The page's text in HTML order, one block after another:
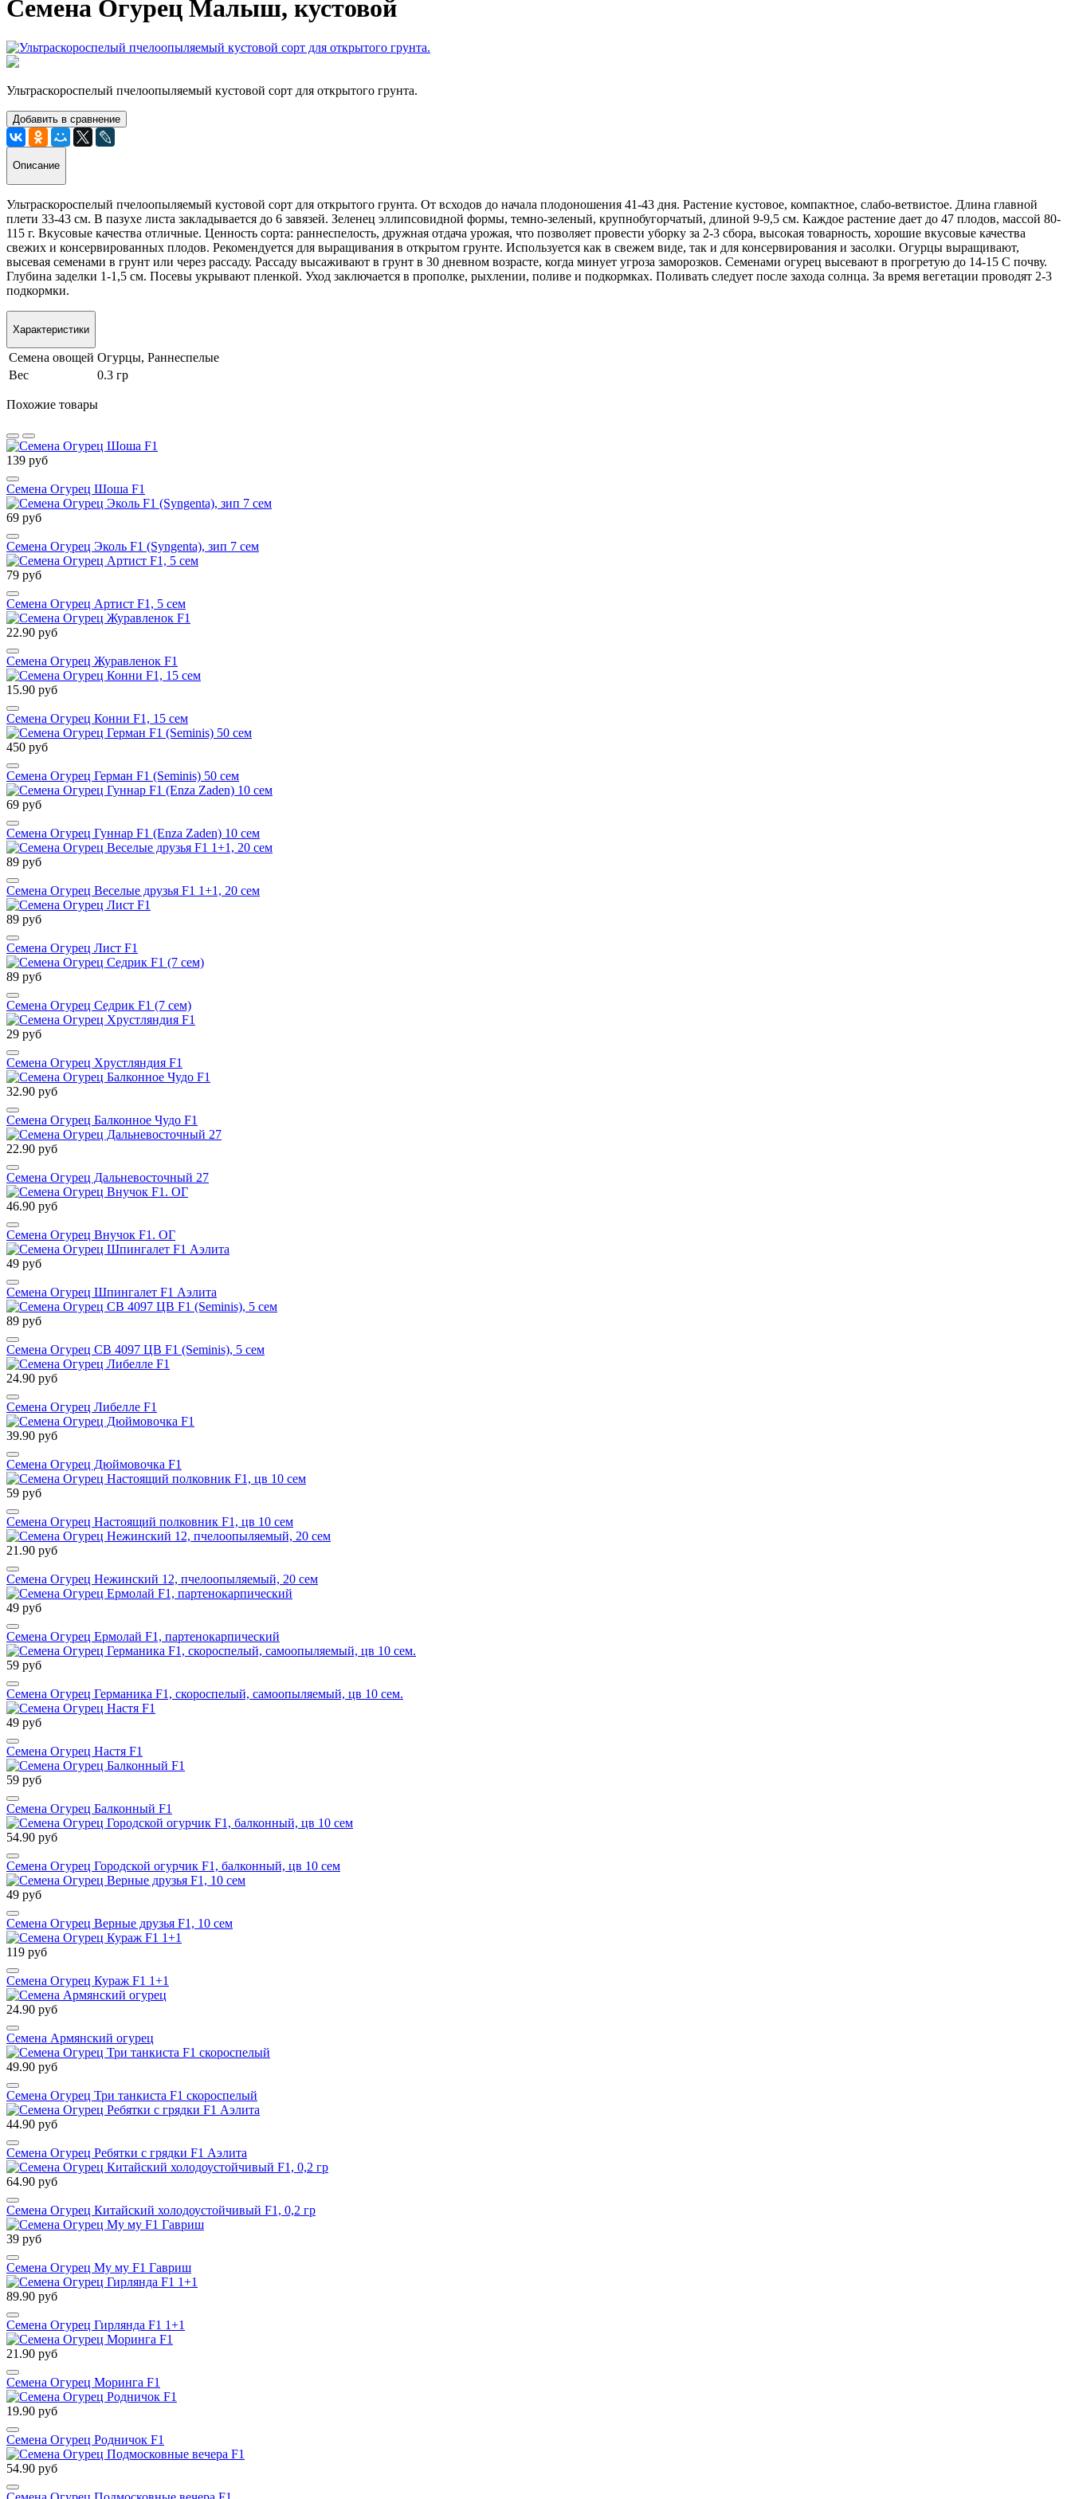
Семена Огурец Малыш, кустовой
Ультраскороспелый пчелоопыляемый кустовой сорт для открытого грунта.
Добавить в сравнение
Описание
Ультраскороспелый пчелоопыляемый кустовой сорт для открытого грунта. От всходов до начала плодоношения 41-43 дня. Растение кустовое, компактное, слабо-ветвистое. Длина главной
плети 33-43 см. В пазухе листа закладывается до 6 завязей. Зеленец эллипсовидной формы, темно-зеленый, крупнобугорчатый, длиной 9-9,5 см. Каждое растение дает до 47 плодов, массой 80-
115 г. Вкусовые качества отличные. Ценность сорта: раннеспелость, дружная отдача урожая, что позволяет провести уборку за 2-3 сбора, высокая товарность, хорошие вкусовые качества
свежих и консервированных плодов. Рекомендуется для выращивания в открытом грунте. Используется как в свежем виде, так и для консервирования и засолки. Огурцы выращивают,
высевая семенами в грунт или через рассаду. Рассаду высаживают в грунт в 30 дневном возрасте, когда минует угроза заморозков. Семенами огурец высевают в прогретую до 14-15 С почву.
Глубина заделки 1-1,5 см. Посевы укрывают пленкой. Уход заключается в прополке, рыхлении, поливе и подкормках. Поливать следует после захода солнца. За время вегетации проводят 2-3
подкормки.
Характеристики
Семена овощей Огурцы, Раннеспелые
Вес
0.3 гр
Похожие товары
139 руб
Семена Огурец Шоша F1
69 руб
Семена Огурец Эколь F1 (Syngenta), зип 7 сем
79 руб
Семена Огурец Артист F1, 5 сем
22.90 руб
Семена Огурец Журавленок F1
15.90 руб
Семена Огурец Конни F1, 15 сем
450 руб
Семена Огурец Герман F1 (Seminis) 50 сем
69 руб
Семена Огурец Гуннар F1 (Enza Zaden) 10 сем
89 руб
Семена Огурец Веселые друзья F1 1+1, 20 сем
89 руб
Семена Огурец Лист F1
89 руб
Семена Огурец Седрик F1 (7 сем)
29 руб
Семена Огурец Хрустляндия F1
32.90 руб
Семена Огурец Балконное Чудо F1
22.90 руб
Семена Огурец Дальневосточный 27
46.90 руб
Семена Огурец Внучок F1. ОГ
49 руб
Семена Огурец Шпингалет F1 Аэлита
89 руб
Семена Огурец СВ 4097 ЦВ F1 (Seminis), 5 сем
24.90 руб
Семена Огурец Либелле F1
39.90 руб
Семена Огурец Дюймовочка F1
59 руб
Семена Огурец Настоящий полковник F1, цв 10 сем
21.90 руб
Семена Огурец Нежинский 12, пчелоопыляемый, 20 сем
49 руб
Семена Огурец Ермолай F1, партенокарпический
59 руб
Семена Огурец Германика F1, скороспелый, самоопыляемый, цв 10 сем.
49 руб
Семена Огурец Настя F1
59 руб
Семена Огурец Балконный F1
54.90 руб
Семена Огурец Городской огурчик F1, балконный, цв 10 сем
49 руб
Семена Огурец Верные друзья F1, 10 сем
119 руб
Семена Огурец Кураж F1 1+1
24.90 руб
Семена Армянский огурец
49.90 руб
Семена Огурец Три танкиста F1 скороспелый
44.90 руб
Семена Огурец Ребятки с грядки F1 Аэлита
64.90 руб
Семена Огурец Китайский холодоустойчивый F1, 0,2 гр
39 руб
Семена Огурец Му му F1 Гавриш
89.90 руб
Семена Огурец Гирлянда F1 1+1
21.90 руб
Семена Огурец Моринга F1
19.90 руб
Семена Огурец Родничок F1
54.90 руб